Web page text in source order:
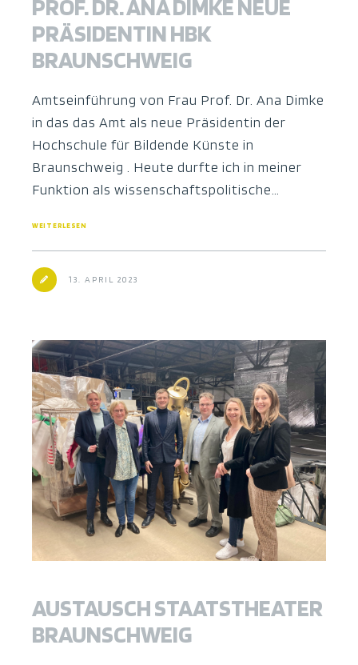
PROF. DR. ANA DIMKE NEUE
PRÄSIDENTIN HBK
BRAUNSCHWEIG
Amtseinführung von Frau Prof. Dr. Ana Dimke
in das das Amt als neue Präsidentin der
Hochschule für Bildende Künste in
Braunschweig . Heute durfte ich in meiner
Funktion als wissenschaftspolitische…
WEITERLESEN
13. APRIL 2023
AUSTAUSCH STAATSTHEATER
BRAUNSCHWEIG